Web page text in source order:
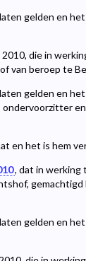
gelden en
die in
van beroep te
gelden en
ondervoorzitter
en het is hem
, dat in werking
gelden en